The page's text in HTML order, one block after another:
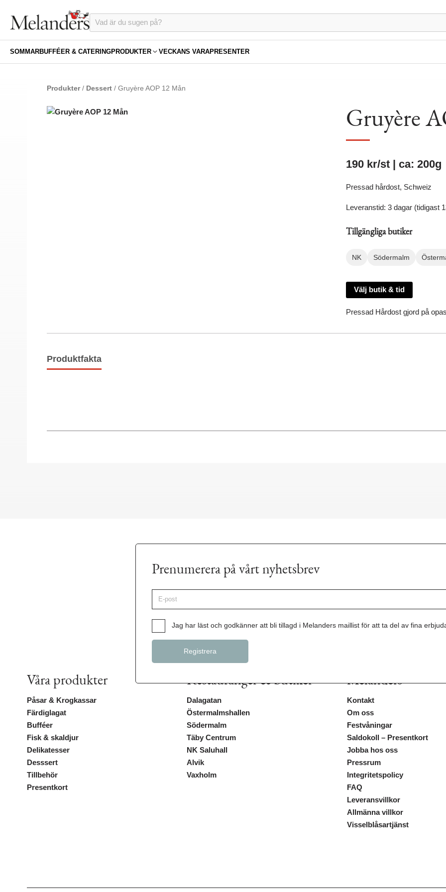
SOMMARBUFFÉER & CATERINGPRODUKTER VECKANS VARAPRESENTER
Produkter/ Dessert / Gruyère AOP 12 Mån
Gruyère
190 kr/st | ca: 200g
Pressad hårdost, Schweiz
Leveranstid: 3 dagar (tidigast
Tillgängliga butiker
NK Södermalm
Välj butik & tid
Pressad Hårdost gjord på
Produktfakta
Prenumerera på vårt nyhetsbrev
E-
post
*
Samtycke *
Jag har läst och godkänner att bli tillagd i Melanders maillist för att ta del av fina
Registrera
Våra produkter
Påsar & Krogkassar
Färdiglagat
Bufféer
Fisk & skaldjur
Delikatesser
Desssert
Tillbehör
Presentkort
Restauranger & butiker
Dalagatan
Östermalmshallen
Södermalm
Täby Centrum
NK Saluhall
Alvik
Vaxholm
Melanders
Kontakt
Om oss
Festvåningar
Saldokoll – Presentkort
Jobba hos oss
Pressrum
Integritetspolicy
FAQ
Leveransvillkor
Allmänna villkor
Visselblåsartjänst